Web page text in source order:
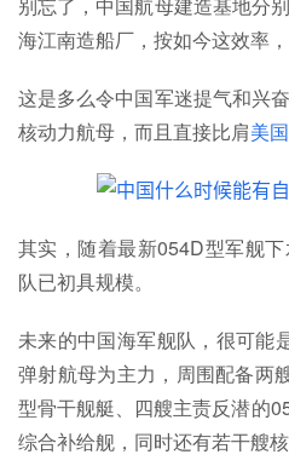
别忘了，中国航母建造基地分
海江南造船厂，按如今这效率
这是多么令中国军迷提气和兴
核动力航母，而且直接比肩美国
其实，随着最新054D型军舰
队已初具规模。
未来的中国海军舰队，很可能
弹射航母为主力，周围配备两
型骨干舰艇、四艘主责反潜的
综合补给舰，同时还有若干艘